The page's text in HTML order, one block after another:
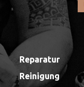
Reparatur
Reinigung